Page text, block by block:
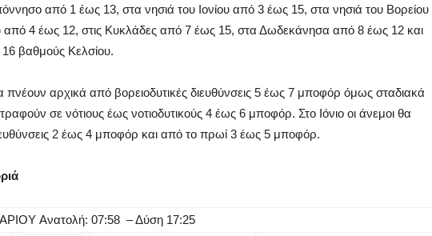
από 1 έως 13, στα νησιά του Ιονίου από 3 έως 15, στα νησιά του Βορείου
από 4 έως 12, στις Κυκλάδες από 7 έως 15, στα Δωδεκάνησα από 8 έως 12 και
βαθμούς Κελσίου.
πνέουν αρχικά από βορειοδυτικές διευθύνσεις 5 έως 7 μποφόρ όμως σταδιακά
σε νότιους έως νοτιοδυτικούς 4 έως 6 μποφόρ. Στο Ιόνιο οι άνεμοι θα
2 έως 4 μποφόρ και από το πρωί 3 έως 5 μποφόρ.
Ανατολή: 07:58 – Δύση 17:25